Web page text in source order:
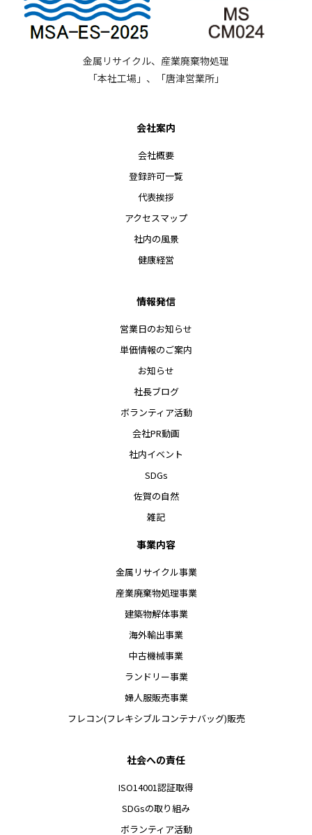
金属リサイクル、産業廃棄物処理
「本社工場」、「唐津営業所」
会社案内
会社概要
登録許可一覧
代表挨拶
アクセスマップ
社内の風景
健康経営
情報発信
営業日のお知らせ
単価情報のご案内
お知らせ
社長ブログ
ボランティア活動
会社PR動画
社内イベント
SDGs
佐賀の自然
雑記
事業内容
金属リサイクル事業
産業廃棄物処理事業
建築物解体事業
海外輸出事業
中古機械事業
ランドリー事業
婦人服販売事業
フレコン(フレキシブルコンテナバッグ)販売
社会への責任
ISO14001認証取得
SDGsの取り組み
ボランティア活動